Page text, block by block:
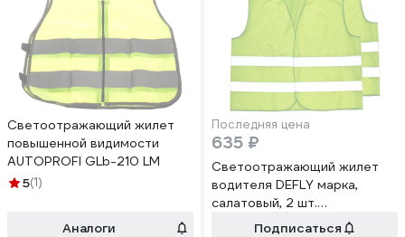
Светоотражающий жилет
повышенной видимости
AUTOPROFI GLb-210 LM
5(1)
Аналоги
Последняя цена
635 ₽
Светоотражающий жилет
водителя DEFLY марка,
салатовый, 2 шт.
S09001001-2Подписаться